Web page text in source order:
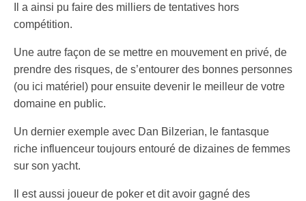
Il a ainsi pu faire des milliers de tentatives hors
compétition.
Une autre façon de se mettre en mouvement en privé, de
prendre des risques, de s’entourer des bonnes personnes
(ou ici matériel) pour ensuite devenir le meilleur de votre
domaine en public.
Un dernier exemple avec Dan Bilzerian, le fantasque
riche influenceur toujours entouré de dizaines de femmes
sur son yacht.
Il est aussi joueur de poker et dit avoir gagné des